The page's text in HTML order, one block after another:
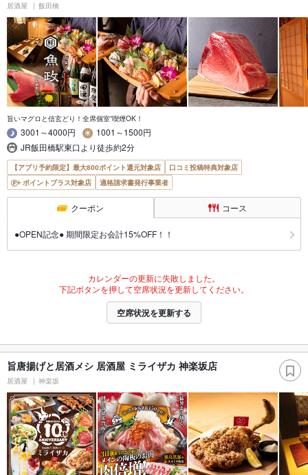
居酒屋 飯田橋
旨いマグロと信玄どり！全席個室”喫煙OK！
3001～4000円
1001～1500円
JR飯田橋駅東口より徒歩約2分
【アプリ予約限定】最大800ポイント還元対象店
口コミ投稿特典対象店
ポイントプラス対象店
適格請求書発行事業者
クーポン コース
●OPEN記念● 期間限定お会計15%OFF！！
カレンダーの更新に失敗しました。
下記ボタンを押して空席状況を更新してください。
空席状況を更新する
旨唐揚げと居酒メシ 居酒屋 ミライザカ 神楽坂店
居酒屋 神楽坂